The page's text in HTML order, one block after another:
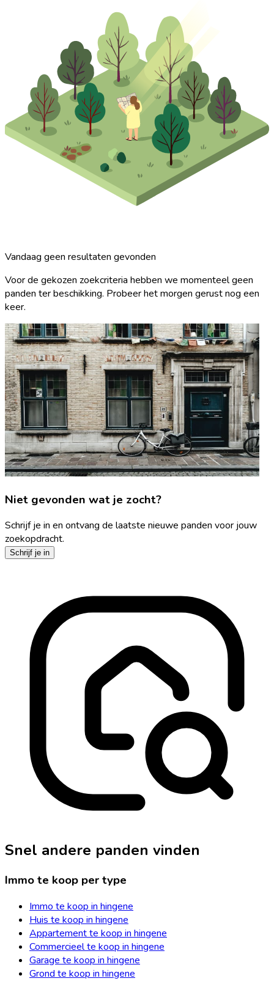
Vandaag geen resultaten gevonden
Voor de gekozen zoekcriteria hebben we momenteel geen
panden ter beschikking. Probeer het morgen gerust nog een
keer.
Niet gevonden wat je zocht?
Schrijf je in en ontvang de laatste nieuwe panden voor jouw
zoekopdracht.
Schrijf je in
Snel andere panden vinden
Immo te koop per type
Immo te koop in hingene
Huis te koop in hingene
Appartement te koop in hingene
Commercieel te koop in hingene
Garage te koop in hingene
Grond te koop in hingene